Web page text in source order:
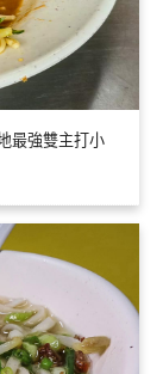
最強雙主打小